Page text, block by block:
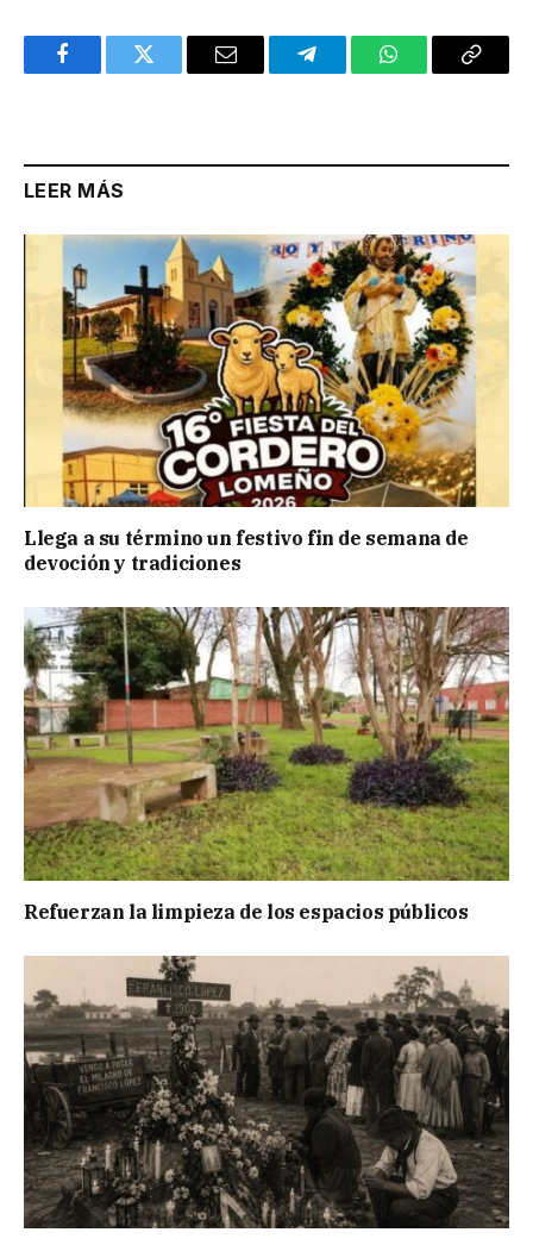
FacebookTwitter Email TelegramWhatsAppCopy
LEER MÁS
Llega a su término un festivo fin de semana de
devoción y tradiciones
Refuerzan la limpieza de los espacios públicos